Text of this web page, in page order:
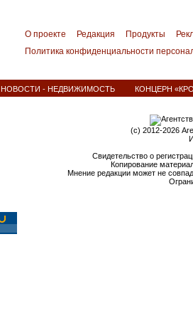
О проекте Редакция Продукты
Политика конфиденциальности
НОВОСТИ - НЕДВИЖИМОСТЬ КОНЦЕРН
(c) 2012-2026
Свидетельство о
Копирование
Мнение редакции может не